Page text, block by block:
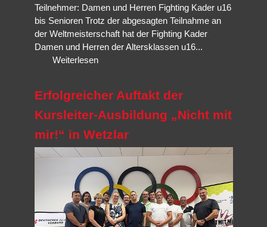
Teilnehmer: Damen und Herren Fighting Kader u16
bis Senioren Trotz der abgesagten Teilnahme an
der Weltmeisterschaft hat der Fighting Kader
Damen und Herren der Altersklassen u16...
Weiterlesen
Erfolgreicher Auftakt der
Kursleiter-Ausbildung „Nicht mit
mir!“ in Wetzlar